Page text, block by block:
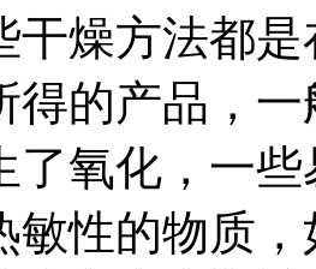
干燥方法都
得的产品，
了氧化，一
敏性的物质